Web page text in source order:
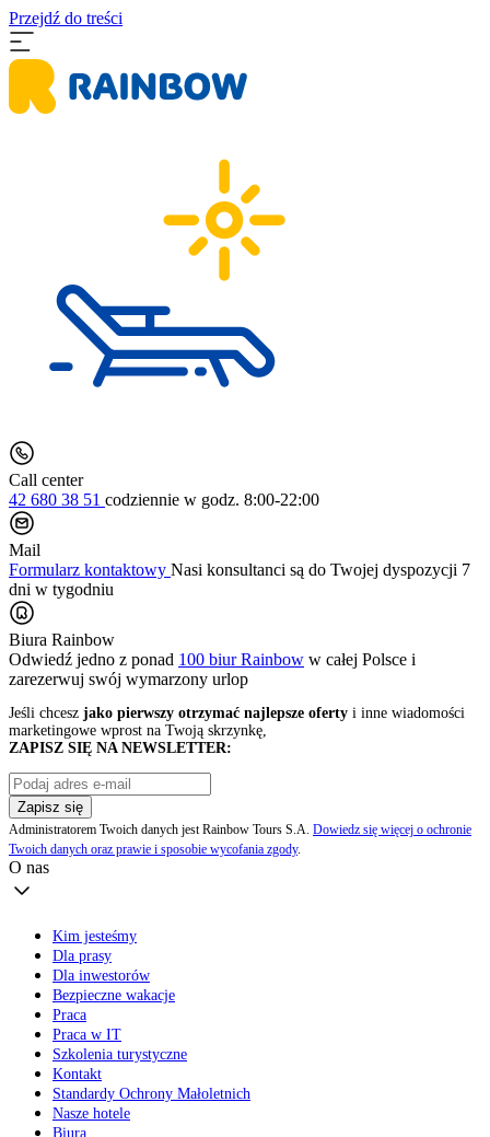
Przejdź do treści
Call center
42 680 38 51 codziennie w godz. 8:00-22:00
Mail
Formularz kontaktowy Nasi konsultanci są do Twojej dyspozycji 7
dni w tygodniu
Biura Rainbow
Odwiedź jedno z ponad 100 biur Rainbow w całej Polsce i
zarezerwuj swój wymarzony urlop
Jeśli chcesz jako pierwszy otrzymać najlepsze oferty i inne wiadomości
marketingowe wprost na Twoją skrzynkę,
ZAPISZ SIĘ NA NEWSLETTER:
Zapisz się
Administratorem Twoich danych jest Rainbow Tours S.A. Dowiedz się więcej o ochronie
Twoich danych oraz prawie i sposobie wycofania zgody.
O nas
Kim jesteśmy
Dla prasy
Dla inwestorów
Bezpieczne wakacje
Praca
Praca w IT
Szkolenia turystyczne
Kontakt
Standardy Ochrony Małoletnich
Nasze hotele
Biura